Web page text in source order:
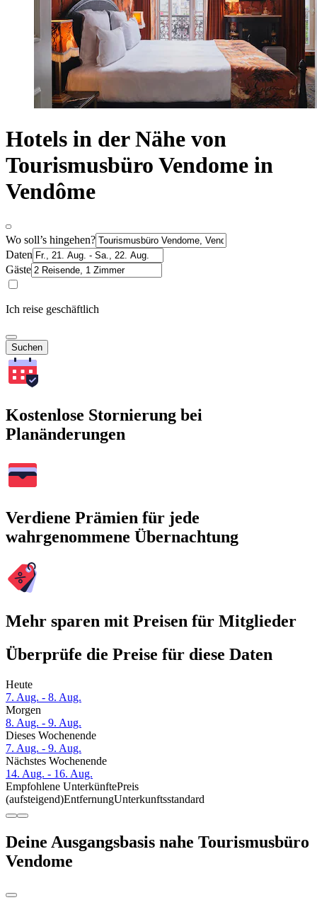
Hotels in der Nähe von
Tourismusbüro Vendome in
Vendôme
Wo soll’s hingehen?
Daten
Gäste
Ich reise geschäftlich
Suchen
Kostenlose Stornierung bei
Planänderungen
Verdiene Prämien für jede
wahrgenommene Übernachtung
Mehr sparen mit Preisen für Mitglieder
Überprüfe die Preise für diese Daten
Heute
7. Aug. - 8. Aug.
Morgen
8. Aug. - 9. Aug.
Dieses Wochenende
7. Aug. - 9. Aug.
Nächstes Wochenende
14. Aug. - 16. Aug.
Empfohlene UnterkünftePreis
(aufsteigend)EntfernungUnterkunftsstandard
Deine Ausgangsbasis nahe Tourismusbüro
Vendome